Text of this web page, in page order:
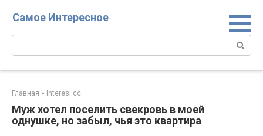
Самое Интересное
Поиск:
Главная » Interesi.cc
Муж хотел поселить свекровь в моей
однушке, но забыл, чья это квартира